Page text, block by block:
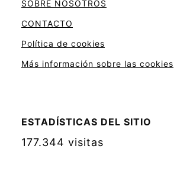
SOBRE NOSOTROS
CONTACTO
Política de cookies
Más información sobre las cookies
ESTADÍSTICAS DEL SITIO
177.344 visitas